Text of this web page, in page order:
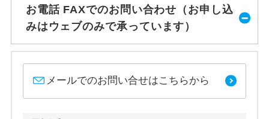
お電話 FAXでのお問い合わせ（お申し込
みはウェブのみで承っています）
メールでのお問い合せはこちらから